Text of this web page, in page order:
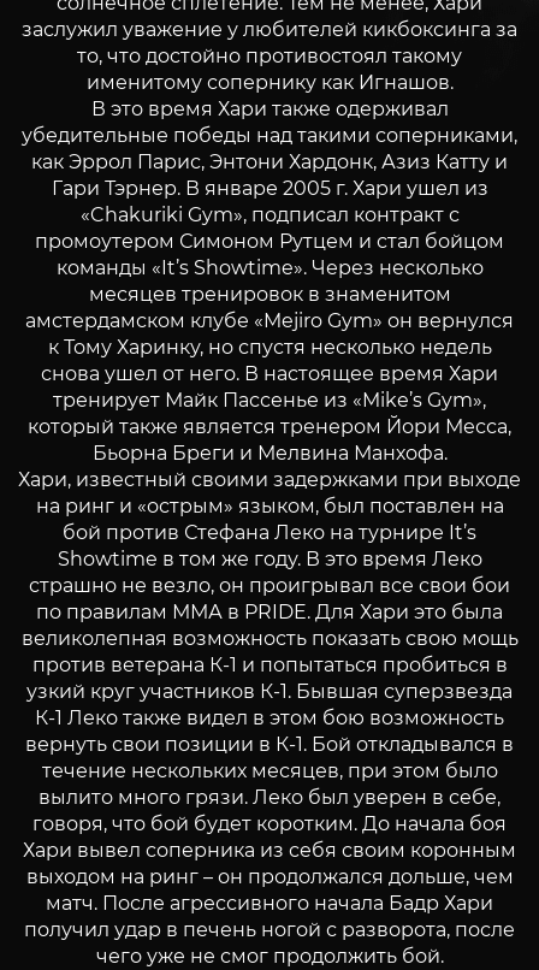
заслужил уважение у любителей кикбоксинга за
то, что достойно противостоял такому
именитому сопернику как Игнашов.
В это время Хари также одерживал
убедительные победы над такими соперниками,
как Эррол Парис, Энтони Хардонк, Азиз Катту и
Гари Тэрнер. В январе 2005 г. Хари ушел из
«Chakuriki Gym», подписал контракт с
промоутером Симоном Рутцем и стал бойцом
команды «It’s Showtime». Через несколько
месяцев тренировок в знаменитом
амстердамском клубе «Mejiro Gym» он вернулся
к Тому Харинку, но спустя несколько недель
снова ушел от него. В настоящее время Хари
тренирует Майк Пассенье из «Mike’s Gym»,
который также является тренером Йори Месса,
Бьорна Бреги и Мелвина Манхофа.
Хари, известный своими задержками при выходе
на ринг и «острым» языком, был поставлен на
бой против Стефана Леко на турнире It’s
Showtime в том же году. В это время Леко
страшно не везло, он проигрывал все свои бои
по правилам ММА в PRIDE. Для Хари это была
великолепная возможность показать свою мощь
против ветерана К-1 и попытаться пробиться в
узкий круг участников К-1. Бывшая суперзвезда
К-1 Леко также видел в этом бою возможность
вернуть свои позиции в К-1. Бой откладывался в
течение нескольких месяцев, при этом было
вылито много грязи. Леко был уверен в себе,
говоря, что бой будет коротким. До начала боя
Хари вывел соперника из себя своим коронным
выходом на ринг – он продолжался дольше, чем
матч. После агрессивного начала Бадр Хари
получил удар в печень ногой с разворота, после
чего уже не смог продолжить бой.